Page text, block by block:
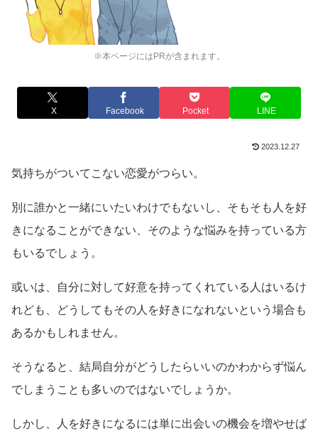
※本ページにはPRが含まれます。
X Facebook Pocket LINE
2023.12.27
気持ちがついてこない恋愛がつらい。
別に誰かと一緒にいたいわけでもないし、そもそも人を好
きになることができない、そのような悩みを持っている方
もいるでしょう。
或いは、自分に対して好意を持ってくれている人はいるけ
れども、どうしてもその人を好きになれないという場合も
あるかもしれません。
そうなると、結局自分がどうしたらいいのかわからず悩ん
でしまうことも多いのではないでしょうか。
しかし、人を好きになるには単に出会いの機会を増やせば